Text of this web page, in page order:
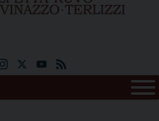
InstagramYouTube